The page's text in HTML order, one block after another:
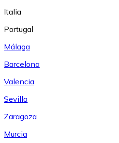
Italia
Portugal
Málaga
Barcelona
Valencia
Sevilla
Zaragoza
Murcia